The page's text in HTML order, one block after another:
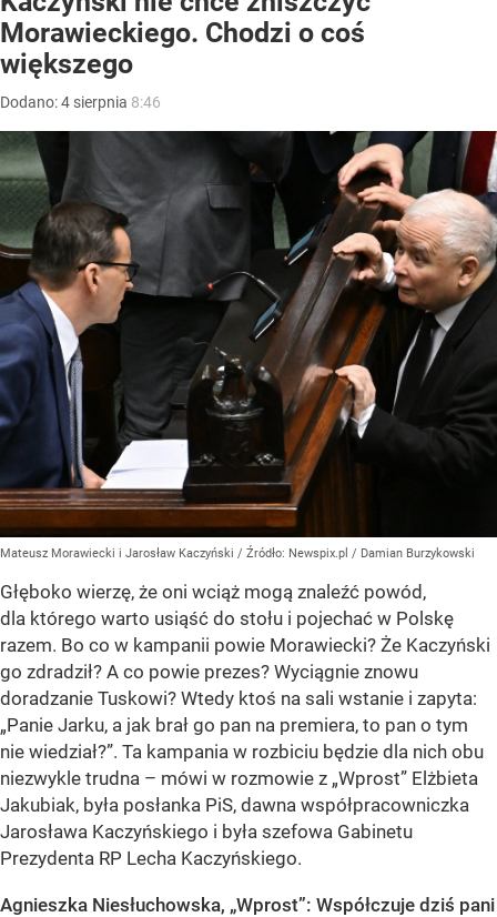
Morawieckiego. Chodzi o coś
większego
Dodano:4 sierpnia 8:46
Mateusz Morawiecki i Jarosław Kaczyński / Źródło: Newspix.pl / Damian Burzykowski
Głęboko wierzę, że oni wciąż mogą znaleźć powód,
dla którego warto usiąść do stołu i pojechać w Polskę
razem. Bo co w kampanii powie Morawiecki? Że Kaczyński
go zdradził? A co powie prezes? Wyciągnie znowu
doradzanie Tuskowi? Wtedy ktoś na sali wstanie i zapyta:
„Panie Jarku, a jak brał go pan na premiera, to pan o tym
nie wiedział?”. Ta kampania w rozbiciu będzie dla nich obu
niezwykle trudna – mówi w rozmowie z „Wprost” Elżbieta
Jakubiak, była posłanka PiS, dawna współpracowniczka
Jarosława Kaczyńskiego i była szefowa Gabinetu
Prezydenta RP Lecha Kaczyńskiego.
Agnieszka Niesłuchowska, „Wprost”: Współczuje dziś pani